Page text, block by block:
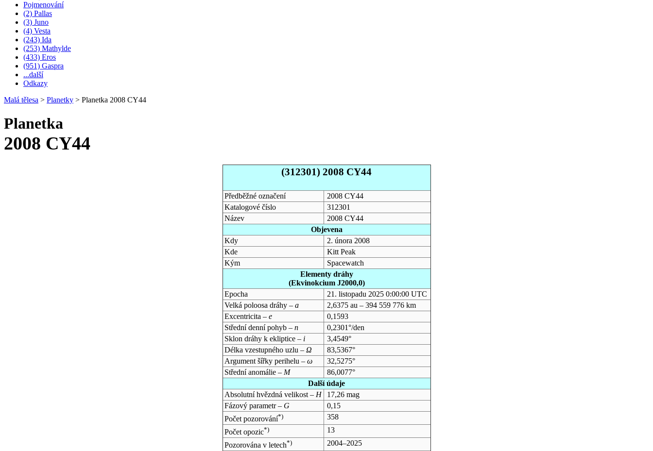
Pojmenování
(2) Pallas
(3) Juno
(4) Vesta
(243) Ida
(253) Mathylde
(433) Eros
(951) Gaspra
...další
Odkazy
Malá tělesa > Planetky > Planetka 2008 CY44
Planetka
2008 CY44
(312301) 2008 CY44
Předběžné označení
2008 CY44
Katalogové číslo
312301
Název
2008 CY44
Objevena
Kdy
2. února 2008
Kde
Kitt Peak
Kým
Spacewatch
Elementy dráhy
(Ekvinokcium J2000,0)
Epocha
21. listopadu 2025 0:00:00 UTC
Velká poloosa dráhy – a
2,6375 au – 394 559 776 km
Excentricita – e
0,1593
Střední denní pohyb – n
0,2301°/den
Sklon dráhy k ekliptice – i
3,4549°
Délka vzestupného uzlu – Ω
83,5367°
Argument šířky perihelu – ω
32,5275°
Střední anomálie – M
86,0077°
Další údaje
Absolutní hvězdná velikost – H
17,26 mag
Fázový parametr – G
0,15
Počet pozorování*)
358
Počet opozic*)
13
Pozorována v letech*)
2004–2025